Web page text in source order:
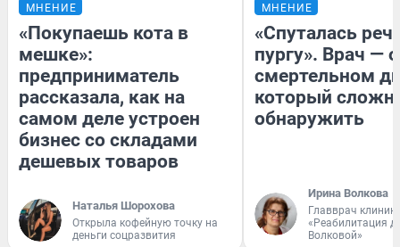
МНЕНИЕ
«Покупаешь кота в
мешке»:
предприниматель
рассказала, как на
самом деле устроен
бизнес со складами
дешевых товаров
Наталья Шорохова
Открыла кофейную точку на
деньги соцразвития
МНЕНИЕ
«Спуталась
пургу». Врач — о
смертельном
который
обнаружить
Ирина Волкова
Главврач
«Реабилитация
Волковой»